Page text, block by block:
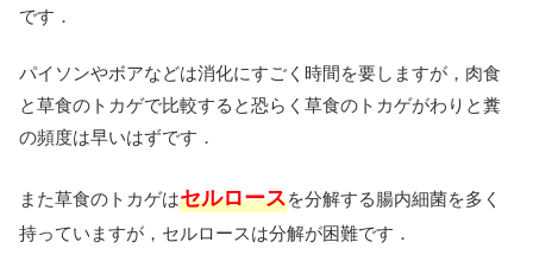
です．
パイソンやボアなどは消化にすごく時間を要しますが，肉食
と草食のトカゲで比較すると恐らく草食のトカゲがわりと糞
の頻度は早いはずです．
また草食のトカゲはセルロースを分解する腸内細菌を多く
持っていますが，セルロースは分解が困難です．